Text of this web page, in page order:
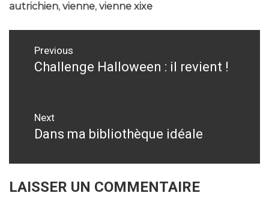
autrichien, vienne, vienne xixe
Navigation
Previous
Previous
Challenge Halloween : il revient !
Next
Next
Dans ma bibliothèque idéale
LAISSER UN COMMENTAIRE